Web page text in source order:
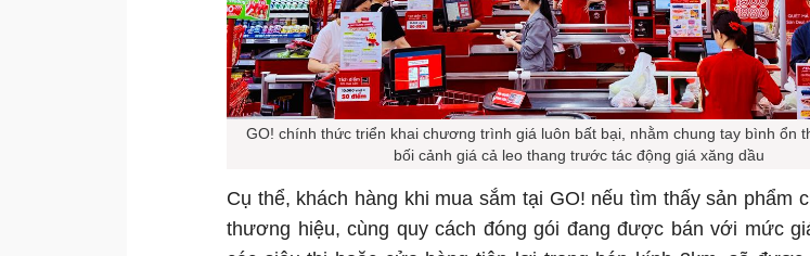
GO! chính thức triển khai chương trình giá luôn bất bại, nhằm chung tay bình ổn
bối cảnh giá cả leo thang trước tác động giá xăng dầu
Cụ thể, khách hàng khi mua sắm tại GO! nếu tìm thấy sản phẩm
thương hiệu, cùng quy cách đóng gói đang được bán với mức